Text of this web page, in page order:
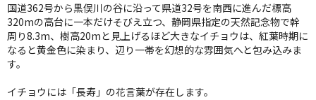
国道362号から黒俣川の谷に沿って県道32号を南西に進んだ標高
320mの高台に一本だけそびえ立つ、静岡県指定の天然記念物で幹
周り8.3m、樹高20mと見上げるほど大きなイチョウは、紅葉時期に
なると黄金色に染まり、辺り一帯を幻想的な雰囲気へと包み込みま
す。
イチョウには「長寿」の花言葉が存在します。